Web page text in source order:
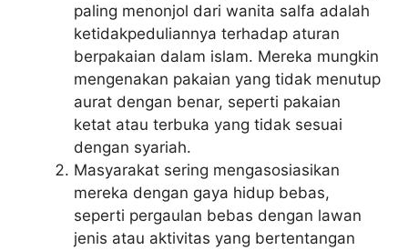
paling menonjol dari wanita salfa adalah
ketidakpeduliannya terhadap aturan
berpakaian dalam islam. Mereka mungkin
mengenakan pakaian yang tidak menutup
aurat dengan benar, seperti pakaian
ketat atau terbuka yang tidak sesuai
dengan syariah.
Masyarakat sering mengasosiasikan
mereka dengan gaya hidup bebas,
seperti pergaulan bebas dengan lawan
jenis atau aktivitas yang bertentangan